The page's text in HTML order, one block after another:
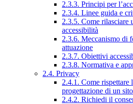
2.3.3. Principi per
2.3.4. Linee guida e
2.3.5. Come rilasciare
accessibilità
2.3.6. Meccanismo di
attuazione
2.3.7. Obiettivi
2.3.8. Normativa e
2.4. Privacy
2.4.1. Come rispettare
progettazione di un
2.4.2. Richiedi il